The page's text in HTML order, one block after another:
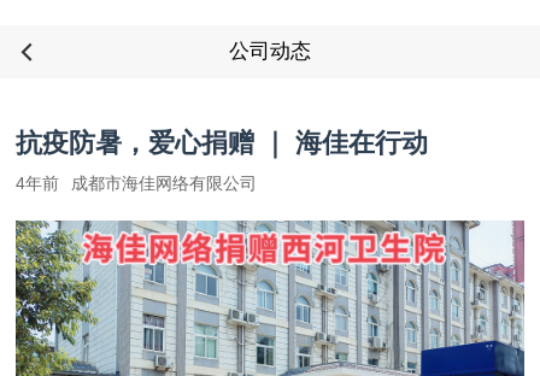
公司动态
抗疫防暑，爱心捐赠 ｜ 海佳在行动
4年前 成都市海佳网络有限公司